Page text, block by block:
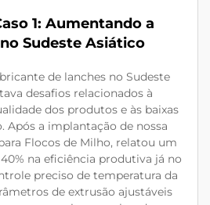
1: Aumentando a
Sudeste Asiático
de lanches no Sudeste
desafios relacionados à
dos produtos e às baixas
Após a implantação de nossa
Flocos de Milho, relatou um
na eficiência produtiva já no
preciso de temperatura da
de extrusão ajustáveis